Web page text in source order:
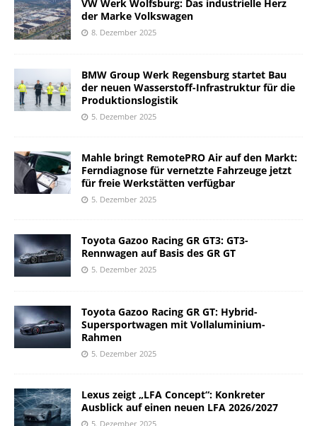
VW Werk Wolfsburg: Das industrielle Herz
der Marke Volkswagen
8. Dezember 2025
BMW Group Werk Regensburg startet Bau
der neuen Wasserstoff-Infrastruktur für die
Produktionslogistik
5. Dezember 2025
Mahle bringt RemotePRO Air auf den Markt:
Ferndiagnose für vernetzte Fahrzeuge jetzt
für freie Werkstätten verfügbar
5. Dezember 2025
Toyota Gazoo Racing GR GT3: GT3-
Rennwagen auf Basis des GR GT
5. Dezember 2025
Toyota Gazoo Racing GR GT: Hybrid-
Supersportwagen mit Vollaluminium-
Rahmen
5. Dezember 2025
Lexus zeigt „LFA Concept“: Konkreter
Ausblick auf einen neuen LFA 2026/2027
5. Dezember 2025